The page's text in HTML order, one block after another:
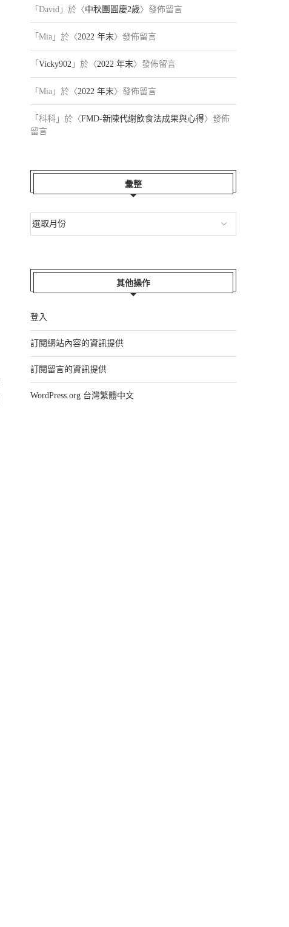
「 David 」於〈中秋團圓慶2歲〉發佈留言
「 Mia 」於〈2022 年末〉發佈留言
「 Vicky902 」於〈2022 年末〉發佈留言
「 Mia 」於〈2022 年末〉發佈留言
「 科科 」於〈FMD-新陳代謝飲食法成果與心得〉發佈
留言
彙整
其他操作
登入
訂閱網站內容的資訊提供
訂閱留言的資訊提供
WordPress.org 台灣繁體中文